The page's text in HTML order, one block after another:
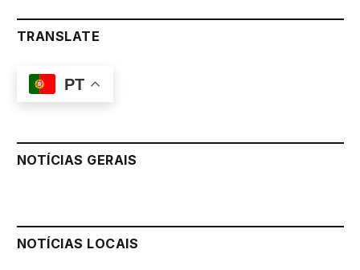
TRANSLATE
PT
NOTÍCIAS GERAIS
NOTÍCIAS LOCAIS